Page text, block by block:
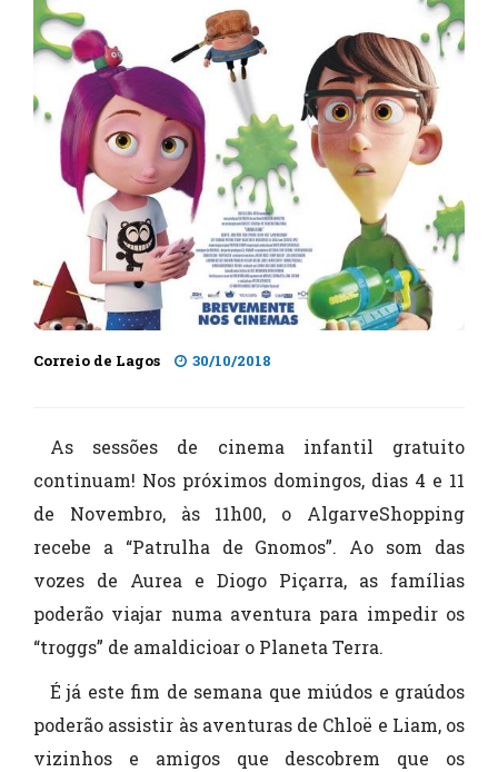
Correio de Lagos 30/10/2018
As sessões de cinema infantil gratuito
continuam! Nos próximos domingos, dias 4 e 11
de Novembro, às 11h00, o AlgarveShopping
recebe a “Patrulha de Gnomos”. Ao som das
vozes de Aurea e Diogo Piçarra, as famílias
poderão viajar numa aventura para impedir os
“troggs” de amaldicioar o Planeta Terra.
É já este fim de semana que miúdos e graúdos
poderão assistir às aventuras de Chloë e Liam, os
vizinhos e amigos que descobrem que os